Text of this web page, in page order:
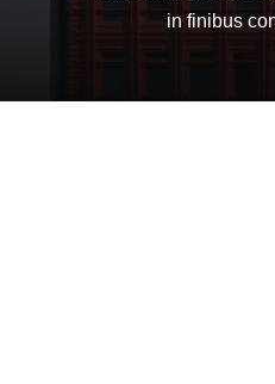
in finibus